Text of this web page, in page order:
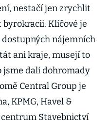
nestačí jen zrychlit
Klíčové je
nájemních
ani kraje, musejí to
jsme dali dohromady
Central Group je
KPMG, Havel &
Stavebnictví